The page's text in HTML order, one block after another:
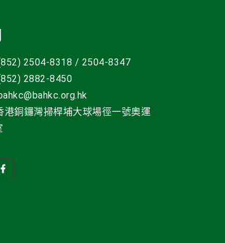
2504-8318 / 2504-8347
2882-8450
港銅鑼灣掃桿埔大球場徑一號奧運